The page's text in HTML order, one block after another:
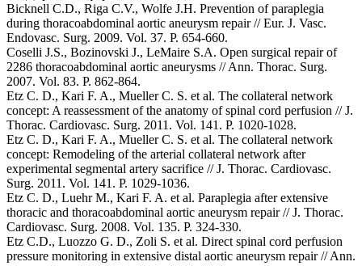
Bicknell C.D., Riga C.V., Wolfe J.H. Prevention of paraplegia
during thoracoabdominal aortic aneurysm repair // Eur. J. Vasc.
Endovasc. Surg. 2009. Vol. 37. Р. 654-660.
Coselli J.S., Bozinovski J., LeMaire S.A. Open surgical repair of
2286 thoracoabdominal aortic aneurysms // Ann. Thorac. Surg.
2007. Vol. 83. Р. 862-864.
Etz C. D., Kari F. A., Mueller C. S. et al. The collateral network
concept: A reassessment of the anatomy of spinal cord perfusion // J.
Thorac. Cardiovasc. Surg. 2011. Vol. 141. P. 1020-1028.
Etz C. D., Kari F. A., Mueller C. S. et al. The collateral network
concept: Remodeling of the arterial collateral network after
experimental segmental artery sacrifice // J. Thorac. Cardiovasc.
Surg. 2011. Vol. 141. P. 1029-1036.
Etz C. D., Luehr M., Kari F. A. et al. Paraplegia after extensive
thoracic and thoracoabdominal aortic aneurysm repair // J. Thorac.
Cardiovasc. Surg. 2008. Vol. 135. P. 324-330.
Etz C.D., Luozzo G. D., Zoli S. et al. Direct spinal cord perfusion
pressure monitoring in extensive distal aortic aneurysm repair // Ann.